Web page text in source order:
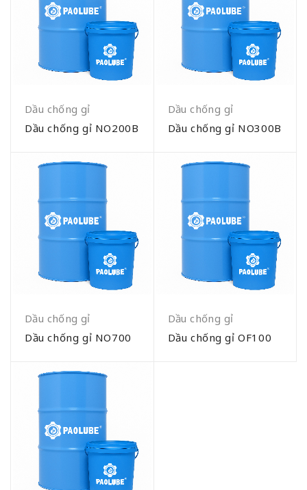
Dầu chống gỉ
Dầu chống gỉ NO200B
Dầu chống gỉ
Dầu chống gỉ NO300B
Dầu chống gỉ
Dầu chống gỉ NO700
Dầu chống gỉ
Dầu chống gỉ OF100